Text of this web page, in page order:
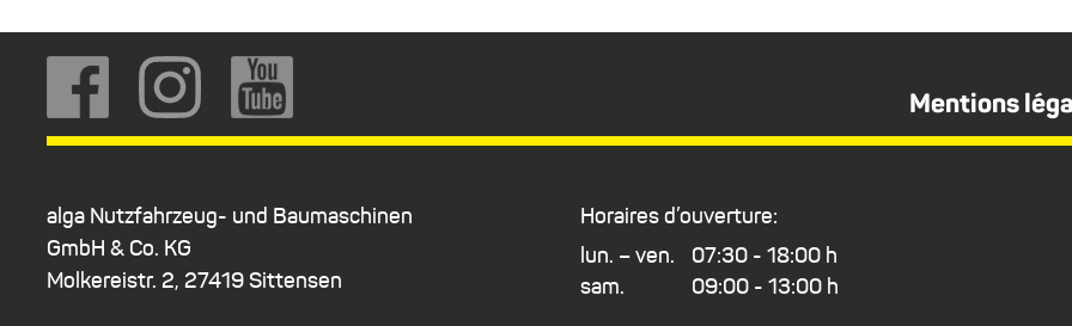
Mentions
alga Nutzfahrzeug- und Baumaschinen
GmbH & Co. KG
Molkereistr. 2, 27419 Sittensen
Horaires d’ouverture:
lun. – ven.
sam.
07:30 - 18:00 h
09:00 - 13:00 h